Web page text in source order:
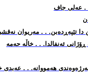
. عه‌لی جاف
دا تێپه‌ڕده‌بن. . . مه‌ریوان
ئه‌نفالدا. . . خاڵه‌ حه‌مه‌
هه‌مووانه‌. . . عه‌بدی